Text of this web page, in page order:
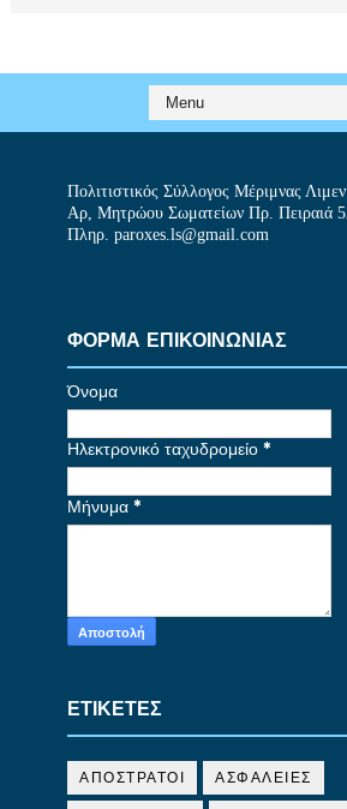
Πολιτιστικός Σύλλογος Μέριμνας
Αρ, Μητρώου Σωματείων Πρ. Πειραιά
Πληρ. paroxes.ls@gmail.com
ΦΟΡΜΑ ΕΠΙΚΟΙΝΩΝΙΑΣ
Όνομα
Ηλεκτρονικό ταχυδρομείο *
Μήνυμα *
ΕΤΙΚΕΤΕΣ
ΑΠΟΣΤΡΑΤΟΙ ΑΣΦΑΛΕΙΕΣ